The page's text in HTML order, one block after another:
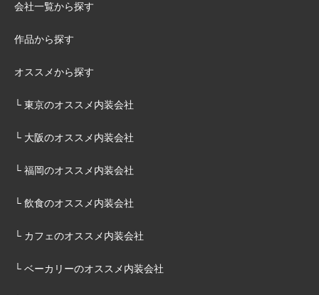
会社一覧から探す
作品から探す
オススメから探す
└ 東京のオススメ内装会社
└ 大阪のオススメ内装会社
└ 福岡のオススメ内装会社
└ 飲食のオススメ内装会社
└ カフェのオススメ内装会社
└ ベーカリーのオススメ内装会社